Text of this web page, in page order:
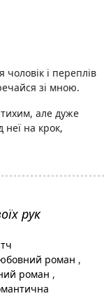
і переплів
зі мною.
тихим, але дуже
неї на крок,
рук
роман ,
роман ,